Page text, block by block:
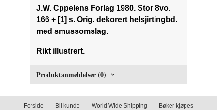
J.W. Cppelens Forlag 1980. Stor 8vo.
166 + [1] s. Orig. dekorert helsjirtingbd.
med smussomslag.
Rikt illustrert.
Produktanmeldelser (0)
Forside Bli kunde World Wide Shipping Bøker kjøpes